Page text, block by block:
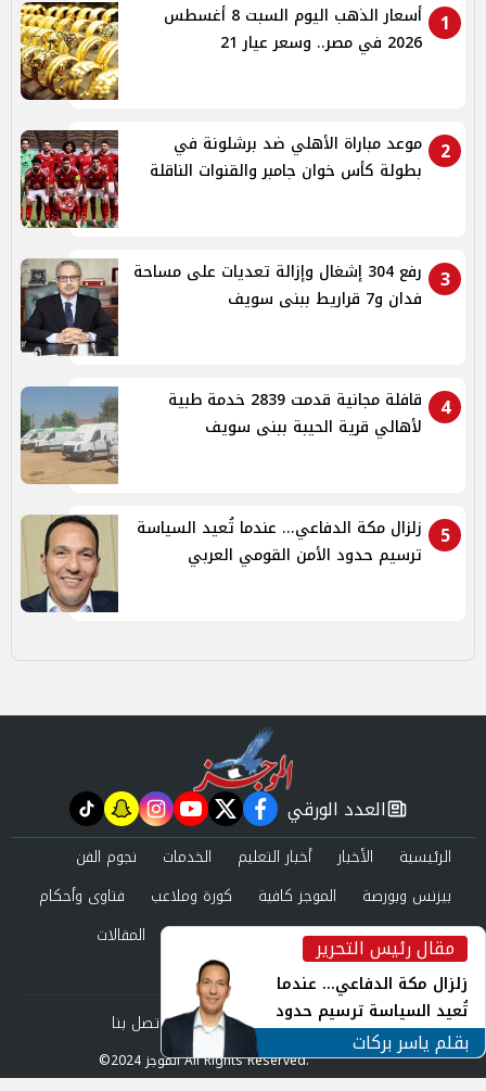
1
أسعار الذهب اليوم السبت 8 أغسطس
2026 في مصر.. وسعر عيار 21
2
موعد مباراة الأهلي ضد برشلونة في
بطولة كأس خوان جامبر والقنوات الناقلة
3
رفع 304 إشغال وإزالة تعديات على مساحة
فدان و7 قراريط ببنى سويف
4
قافلة مجانية قدمت 2839 خدمة طبية
لأهالي قرية الحيبة ببنى سويف
5
زلزال مكة الدفاعي... عندما تُعيد السياسة
ترسيم حدود الأمن القومي العربي
مقال رئيس التحرير
زلزال مكة الدفاعي... عندما
تُعيد السياسة ترسيم حدود
الأمن القومي العربي
بقلم ياسر بركات
newspaper
العدد الورقي facebook
twitter
youtube
instagram
snapchat
tiktok
الرئيسية الأخبار أخبار التعليم الخدمات
نجوم الفن
بيزنس وبورصة
الموجز كافية كورة وملاعب
فتاوى وأحكام
صحة وجمال
عرب وعالم حوادث ومحاكم
المقالات
العدد الورقي
من نحن
سياسة الخصوصية اتصل بنا
©2024 الموجز All Rights Reserved.